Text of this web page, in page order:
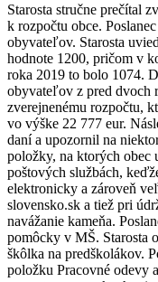
Starosta stručne prečítal
k rozpočtu obce.
obyvateľov. Starosta
hodnote 1200, pričom v
roka 2019 to bolo 1074.
obyvateľov z pred dvoch
zverejnenému rozpočtu,
vo výške 22 777 eur.
daní a upozornil na
položky, na ktorých obec
poštových službách,
elektronicky a zároveň
slovensko.sk a tiež pri
navážanie kameňa.
pomôcky v MŠ. Starosta
škôlka na predškolákov.
položku Pracovné odevy